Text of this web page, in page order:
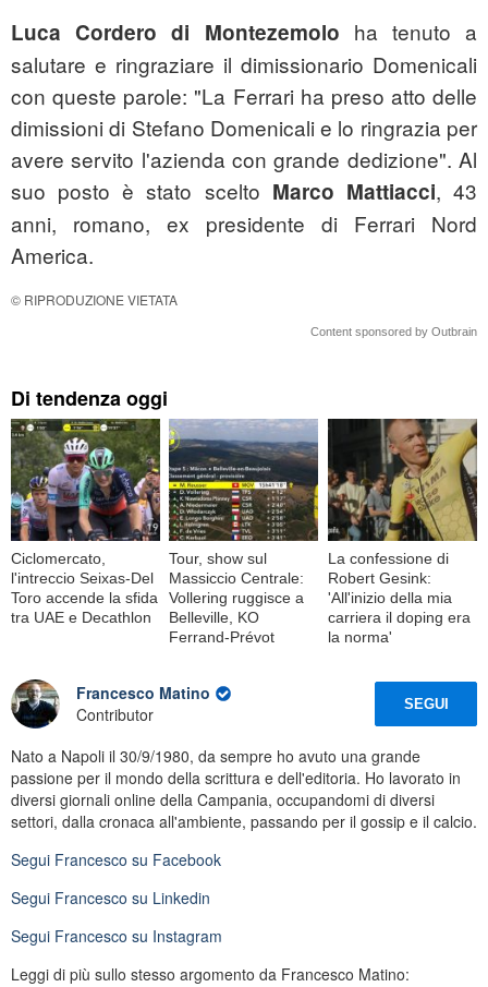
Luca Cordero di Montezemolo ha tenuto a
salutare e ringraziare il dimissionario Domenicali
con queste parole: "La Ferrari ha preso atto delle
dimissioni di Stefano Domenicali e lo ringrazia per
avere servito l'azienda con grande dedizione". Al
suo posto è stato scelto Marco Mattiacci, 43
anni, romano, ex presidente di Ferrari Nord
America.
© RIPRODUZIONE VIETATA
Content sponsored by Outbrain
Di tendenza oggi
Ciclomercato,
l'intreccio Seixas-Del
Toro accende la sfida
tra UAE e Decathlon
Tour, show sul
Massiccio Centrale:
Vollering ruggisce a
Belleville, KO
Ferrand-Prévot
La confessione di
Robert Gesink:
'All'inizio della mia
carriera il doping era
la norma'
Francesco Matino
Contributor
SEGUI
Nato a Napoli il 30/9/1980, da sempre ho avuto una grande
passione per il mondo della scrittura e dell'editoria. Ho lavorato in
diversi giornali online della Campania, occupandomi di diversi
settori, dalla cronaca all'ambiente, passando per il gossip e il calcio.
Segui Francesco su Facebook
Segui Francesco su Linkedin
Segui Francesco su Instagram
Leggi di più sullo stesso argomento da Francesco Matino: